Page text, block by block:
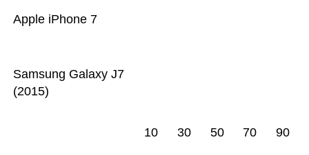
Samsung Galaxy J7
(2015)
Apple iPhone 7
10 30 50 70 90